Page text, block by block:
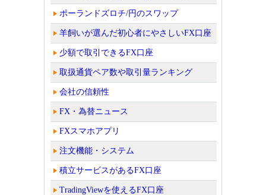
ポーランドズロチ/円のスワップ
羊飼いが選んだ初心者にやさしいFX口座
少額で取引できるFX口座
取扱通貨ペア数や取引量ランキング
会社の信頼性
FX・為替ニュース
FXスマホアプリ
注文機能・システム
積立サービスがあるFX口座
TradingViewを使えるFX口座